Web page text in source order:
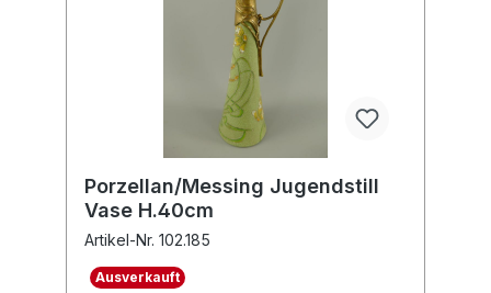
Porzellan/Messing Jugendstill
Vase H.40cm
Artikel-Nr. 102.185
Ausverkauft